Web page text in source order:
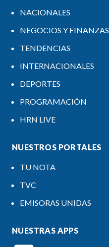
NACIONALES
NEGOCIOS Y FINANZAS
TENDENCIAS
INTERNACIONALES
DEPORTES
PROGRAMACIÓN
HRN LIVE
NUESTROS PORTALES
TU NOTA
TVC
EMISORAS UNIDAS
NUESTRAS APPS